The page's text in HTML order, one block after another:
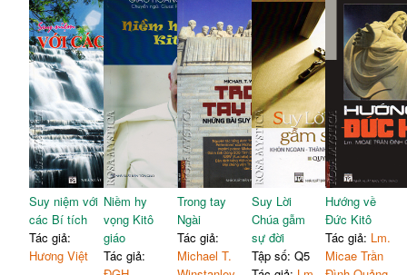
Suy niệm với
các Bí tích
Tác giả:
Hương Việt
Niềm hy
vọng Kitô
giáo
Tác giả:
Trong tay
Ngài
Tác giả:
Michael T.
Suy Lời
Chúa gẫm
sự đời
Tập số: Q5
Hướng về
Đức Kitô
Tác giả: Lm.
Micae Trần